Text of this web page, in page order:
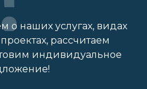
о наших услугах, видах
рассчитаем
индивидуальное